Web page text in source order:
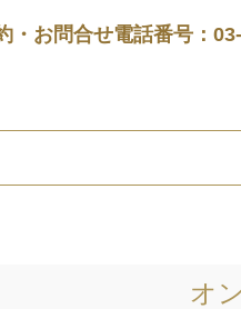
・お問合せ電話番号：
オ